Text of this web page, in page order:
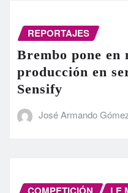
REPORTAJES
Brembo pone en
producción en
Sensify
José Armando